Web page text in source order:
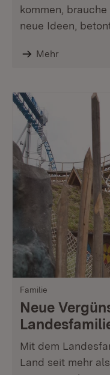
kommen,
neue Ideen,
Mehr
Familie
Neue
Mit dem
Land seit mehr